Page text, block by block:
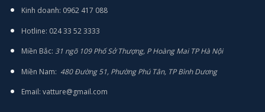
Kinh doanh: 0962 417 088
Hotline: 024 33 52 3333
Miền Bắc: 31 ngõ 109 Phố Sở Thượng, P Hoàng Mai TP Hà Nội
Miền Nam: 480 Đường 51, Phường Phú Tân, TP Bình Dương
Email: vatture@gmail.com